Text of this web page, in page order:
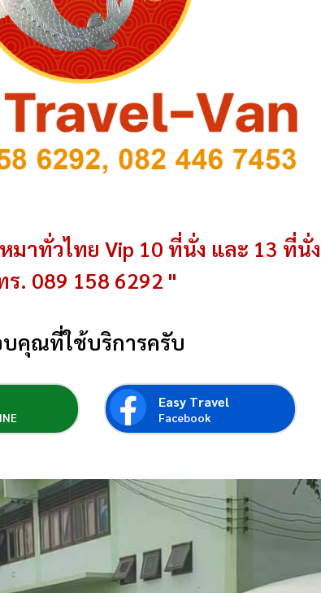
มาทั่วไทย Vip 10 ที่นั่ง และ 13 ที่นั่ง
ร. 089 158 6292 "
คุณที่ใช้บริการครับ
Easy Travel
Facebook